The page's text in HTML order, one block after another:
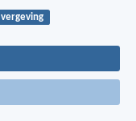
vergeving